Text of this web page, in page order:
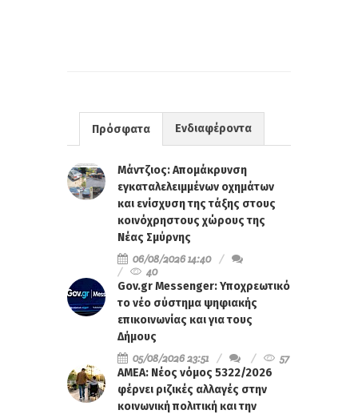
Πρόσφατα Ενδιαφέροντα
Μάντζιος: Απομάκρυνση
εγκαταλελειμμένων οχημάτων
και ενίσχυση της τάξης στους
κοινόχρηστους χώρους της
Νέας Σμύρνης
06/08/2026 14:40
40
Gov.gr Messenger: Υποχρεωτικό
το νέο σύστημα ψηφιακής
επικοινωνίας και για τους
Δήμους
05/08/2026 23:51
57
ΑΜΕΑ: Νέος νόμος 5322/2026
φέρνει ριζικές αλλαγές στην
κοινωνική πολιτική και την